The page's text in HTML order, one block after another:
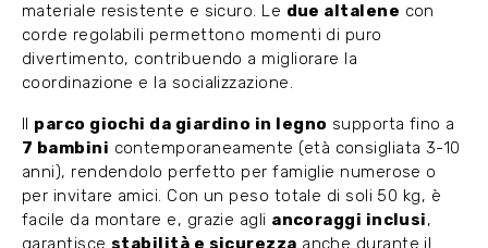
materiale resistente e sicuro. Le due altalene con
corde regolabili permettono momenti di puro
divertimento, contribuendo a migliorare la
coordinazione e la socializzazione.
Il parco giochi da giardino in legno supporta fino a
7 bambini contemporaneamente (età consigliata 3-10
anni), rendendolo perfetto per famiglie numerose o
per invitare amici. Con un peso totale di soli 50 kg, è
facile da montare e, grazie agli ancoraggi inclusi,
garantisce stabilità e sicurezza anche durante il